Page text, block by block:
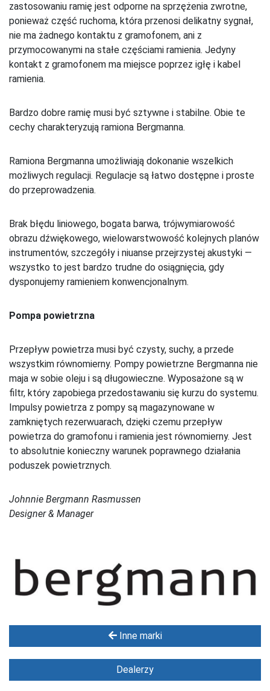
Inne marki
Dealerzy
zastosowaniu ramię jest odporne na sprzężenia zwrotne,
ponieważ część ruchoma, która przenosi delikatny sygnał,
nie ma żadnego kontaktu z gramofonem, ani z
przymocowanymi na stałe częściami ramienia. Jedyny
kontakt z gramofonem ma miejsce poprzez igłę i kabel
ramienia.
Bardzo dobre ramię musi być sztywne i stabilne. Obie te
cechy charakteryzują ramiona Bergmanna.
Ramiona Bergmanna umożliwiają dokonanie wszelkich
możliwych regulacji. Regulacje są łatwo dostępne i proste
do przeprowadzenia.
Brak błędu liniowego, bogata barwa, trójwymiarowość
obrazu dźwiękowego, wielowarstwowość kolejnych planów
instrumentów, szczegóły i niuanse przejrzystej akustyki —
wszystko to jest bardzo trudne do osiągnięcia, gdy
dysponujemy ramieniem konwencjonalnym.
Pompa powietrzna
Przepływ powietrza musi być czysty, suchy, a przede
wszystkim równomierny. Pompy powietrzne Bergmanna nie
maja w sobie oleju i są długowieczne. Wyposażone są w
filtr, który zapobiega przedostawaniu się kurzu do systemu.
Impulsy powietrza z pompy są magazynowane w
zamkniętych rezerwuarach, dzięki czemu przepływ
powietrza do gramofonu i ramienia jest równomierny. Jest
to absolutnie konieczny warunek poprawnego działania
poduszek powietrznych.
Johnnie Bergmann Rasmussen
Designer & Manager